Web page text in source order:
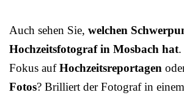
Auch sehen Sie, welchen
Hochzeitsfotograf in Mosbach hat.
Fokus aufHochzeitsreportagen
Fotos? Brilliert der Fotograf in